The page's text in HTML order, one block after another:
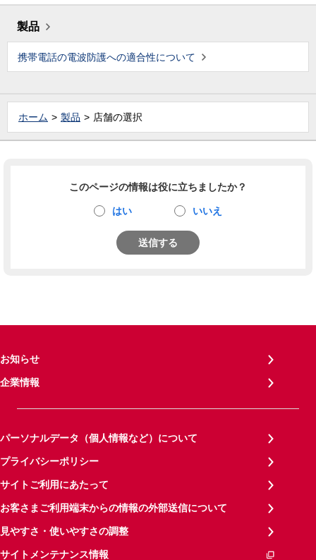
製品
携帯電話の電波防護への適合性について
ホーム 製品 店舗の選択
このページの情報は役に立ちましたか？
はい いいえ
送信する
お知らせ
企業情報
パーソナルデータ（個人情報など）について
プライバシーポリシー
サイトご利用にあたって
お客さまご利用端末からの情報の外部送信について
見やすさ・使いやすさの調整
サイトメンテナンス情報